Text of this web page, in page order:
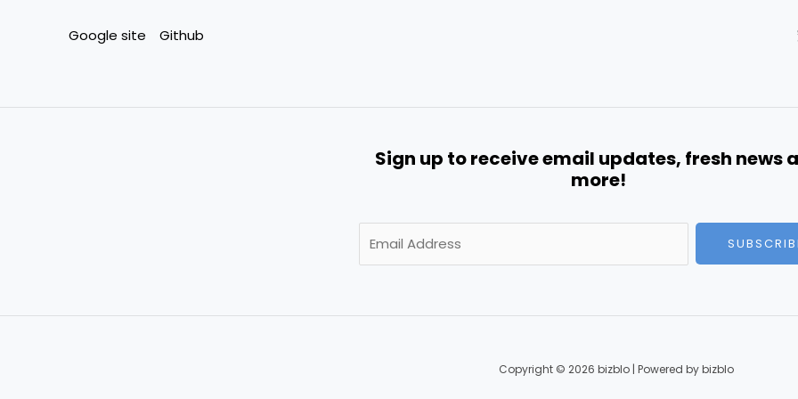
Google site Github
Sign up to receive email updates, fresh news
more!
m
l
Copyright © 2026 bizblo | Powered by bizblo